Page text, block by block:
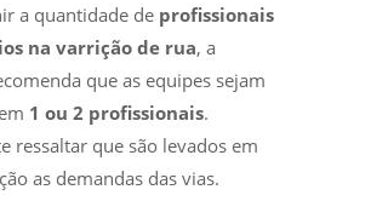
a quantidade de profissionais
na varrição de rua, a
que as equipes sejam
1 ou 2 profissionais.
ressaltar que são levados em
as demandas das vias.